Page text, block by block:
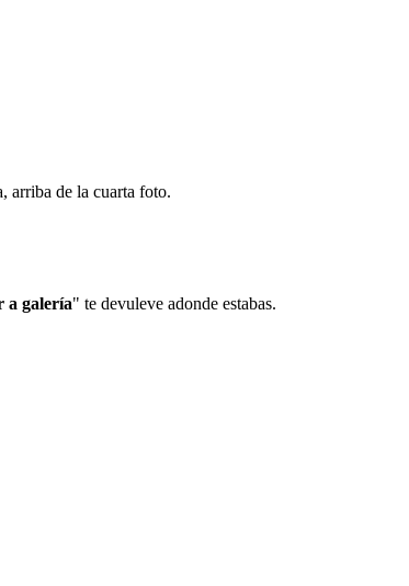
arriba de la cuarta foto.
a galería" te devuleve adonde estabas.